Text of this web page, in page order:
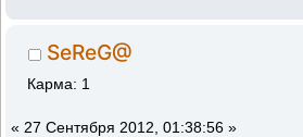
SeReG@
Карма: 1
« 27 Сентября 2012, 01:38:56 »